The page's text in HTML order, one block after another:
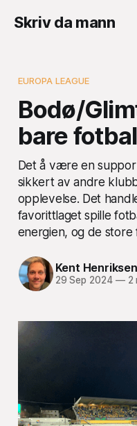
Skriv da mann
EUROPA LEAGUE
Bodø/
bare
Det å være en
sikkert av andre
opplevelse. Det
favorittlaget spille
energien, og de store
Kent Henriksen
29 Sep 2024 —2